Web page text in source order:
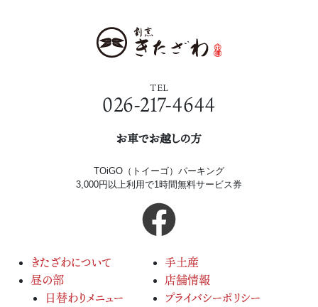
TEL
026-217-4644
お車でお越しの方
TOiGO（トイーゴ）パーキング
3,000円以上利用で1時間無料サービス券
きたざわについて
昼の部
日替わりメニュー
手土産
店舗情報
プライバシーポリシー